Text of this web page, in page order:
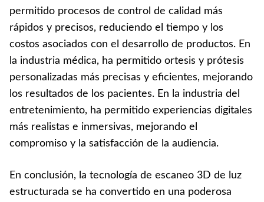
permitido procesos de control de calidad más
rápidos y precisos, reduciendo el tiempo y los
costos asociados con el desarrollo de productos. En
la industria médica, ha permitido ortesis y prótesis
personalizadas más precisas y eficientes, mejorando
los resultados de los pacientes. En la industria del
entretenimiento, ha permitido experiencias digitales
más realistas e inmersivas, mejorando el
compromiso y la satisfacción de la audiencia.
En conclusión, la tecnología de escaneo 3D de luz
estructurada se ha convertido en una poderosa